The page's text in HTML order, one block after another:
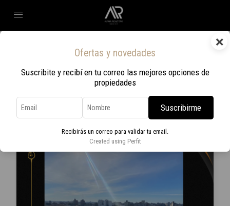
×
Ofertas y novedades
Suscribite y recibí en tu correo las mejores opciones de
propiedades
Suscribirme
Recibirás un correo para validar tu email.
Created using Perfit
539 Propiedades
Orden por defecto